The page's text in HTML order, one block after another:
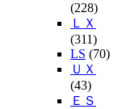
(228)
ＬＸ
(311)
LS (70)
ＵＸ
(43)
ＥＳ